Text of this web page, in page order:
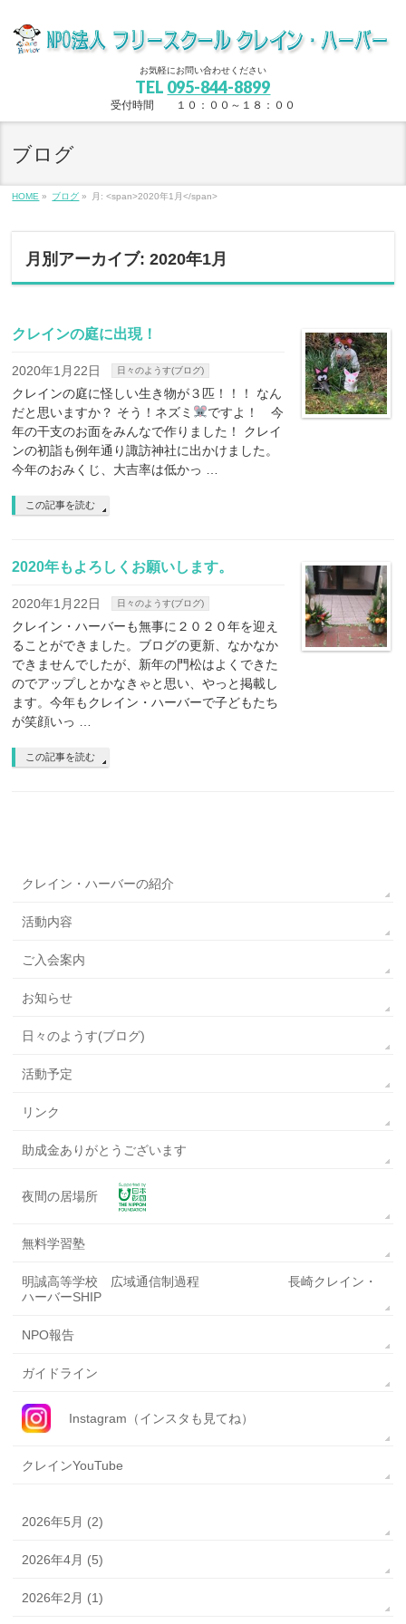
お気軽にお問い合わせください
TEL 095-844-8899
受付時間 １０：００～１８：００
ブログ
HOME » ブログ » 月: <span>2020年1月</span>
月別アーカイブ: 2020年1月
クレインの庭に出現！
2020年1月22日 日々のようす(ブログ)
クレインの庭に怪しい生き物が３匹！！！ なん
だと思いますか？ そう！ネズミ
ですよ！ 今
年の干支のお面をみんなで作りました！ クレイ
ンの初詣も例年通り諏訪神社に出かけました。
今年のおみくじ、大吉率は低かっ …
この記事を読む
2020年もよろしくお願いします。
2020年1月22日 日々のようす(ブログ)
クレイン・ハーバーも無事に２０２０年を迎え
ることができました。ブログの更新、なかなか
できませんでしたが、新年の門松はよくできた
のでアップしとかなきゃと思い、やっと掲載し
ます。今年もクレイン・ハーバーで子どもたち
が笑顔いっ …
この記事を読む
クレイン・ハーバーの紹介
活動内容
ご入会案内
お知らせ
日々のようす(ブログ)
活動予定
リンク
助成金ありがとうございます
夜間の居場所
無料学習塾
明誠高等学校 広域通信制過程 長崎クレイン・
ハーバーSHIP
NPO報告
ガイドライン
Instagram（インスタも見てね）
クレインYouTube
2026年5月 (2)
2026年4月 (5)
2026年2月 (1)